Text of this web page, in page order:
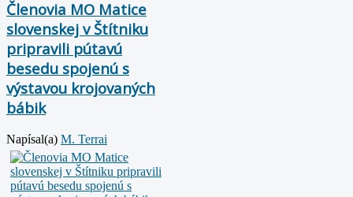
Členovia MO Matice
slovenskej v Štítniku
pripravili pútavú
besedu spojenú s
výstavou krojovaných
bábik
Napísal(a) M. Terrai